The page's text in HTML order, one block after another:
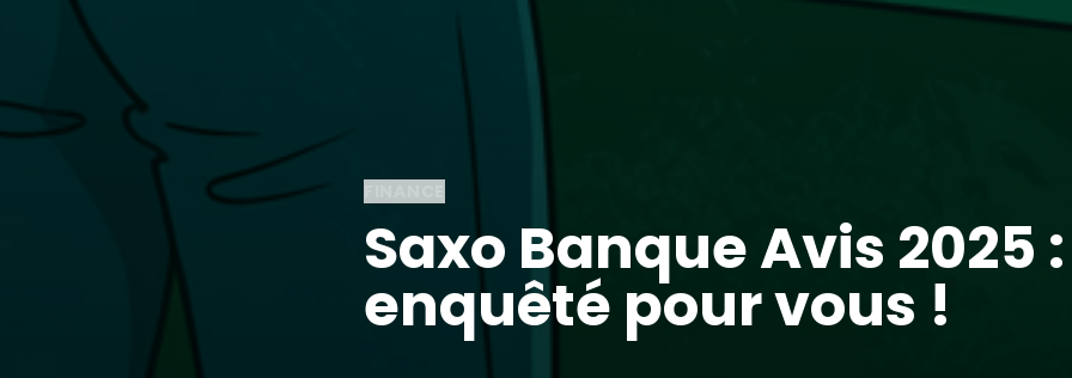
Saxo Banque Avis 2025 :
enquêté pour vous !